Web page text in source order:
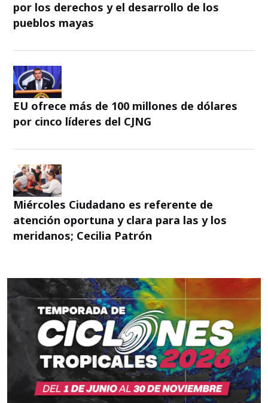
por los derechos y el desarrollo de los
pueblos mayas
EU ofrece más de 100 millones de dólares
por cinco líderes del CJNG
Miércoles Ciudadano es referente de
atención oportuna y clara para las y los
meridanos; Cecilia Patrón